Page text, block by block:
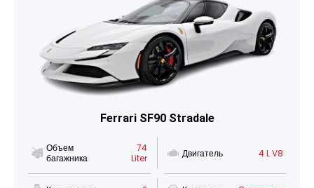
Ferrari SF90 Stradale
Объем
багажника
74
Liter
Двигатель 4 L V8